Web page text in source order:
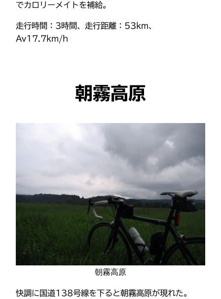
でカロリーメイトを補給。
走行時間：3時間、走行距離：53km、
Av17.7km/h
朝霧高原
朝霧高原
快調に国道138号線を下ると朝霧高原が現れた。